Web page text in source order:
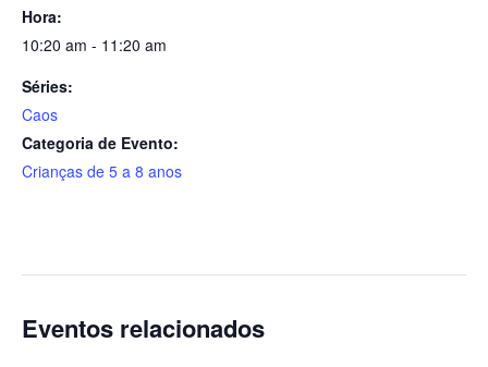
Hora:
10:20 am - 11:20 am
Séries:
Caos
Categoria de Evento:
Crianças de 5 a 8 anos
Eventos relacionados